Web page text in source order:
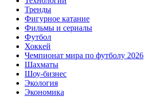
Тренды
Фигурное катание
Фильмы и сериалы
Футбол
Хоккей
Чемпионат мира по футболу 2026
Шахматы
Шоу-бизнес
Экология
Экономика